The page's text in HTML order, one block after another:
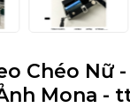
Chéo Nữ -
Mona -